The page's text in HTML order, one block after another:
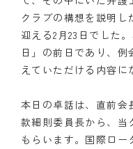
クラブの構想を説明し
迎える2月23日でした
日」の前日であり、
えていただける内容に
本日の卓話は、直前会
款細則委員長から、当
もらいます。国際ロ